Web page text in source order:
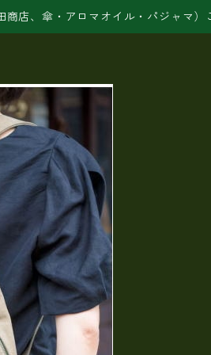
店、傘・アロマオイル・パジャマ）